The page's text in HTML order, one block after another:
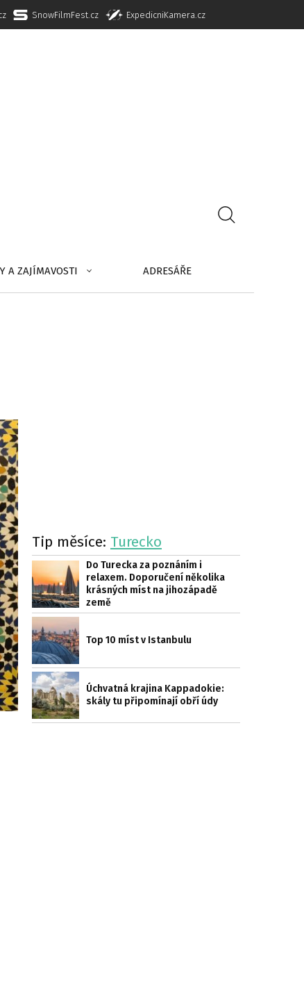
SnowFilmFest.cz ExpedicniKamera.cz
A ZAJÍMAVOSTI ADRESÁŘE
Tip měsíce: Turecko
Do Turecka za poznáním i
relaxem. Doporučení několika
krásných míst na jihozápadě
země
Top 10 míst v Istanbulu
Úchvatná krajina Kappadokie:
skály tu připomínají obří údy